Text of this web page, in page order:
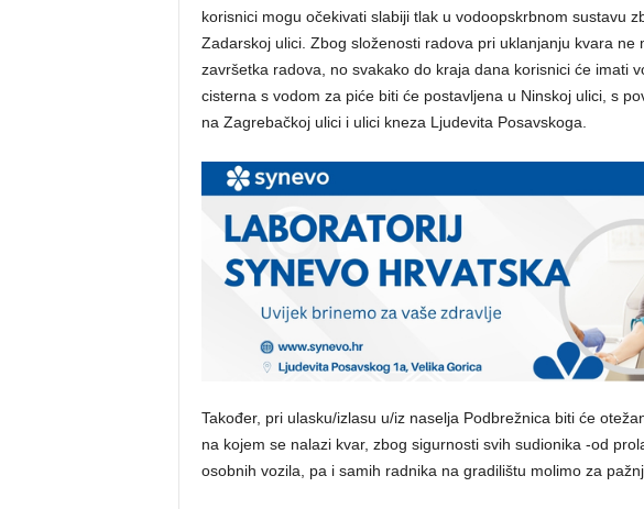
korisnici mogu očekivati slabiji tlak u vodoopskrbnom sustavu
Zadarskoj ulici. Zbog složenosti radova pri uklanjanju kvara ne
završetka radova, no svakako do kraja dana korisnici će imati
cisterna s vodom za piće biti će postavljena u Ninskoj ulici, s
na Zagrebačkoj ulici i ulici kneza Ljudevita Posavskoga.
Također, pri ulasku/izlasu u/iz naselja Podbrežnica biti će
na kojem se nalazi kvar, zbog sigurnosti svih sudionika -od
osobnih vozila, pa i samih radnika na gradilištu molimo za